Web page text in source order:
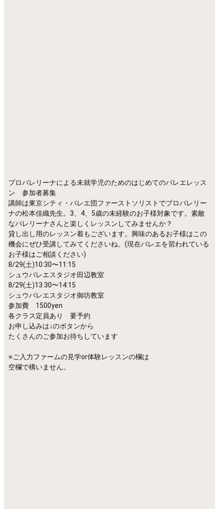
プロバレリーナによる未就学児のためのはじめてのバレエレッス
ン 参加者募集
講師は東京シティ・バレエ団ファーストソリストでプロバレリー
ナの松本佳織先生。3、4、5歳の未経験のお子様対象です。素敵
なバレリーナさんと楽しくレッスンしてみませんか？
貸し出し用のレッスン着もございます。興味のあるお子様はこの
機会にぜひ受講してみてくださいね。(現在バレエを習われている
お子様はご相談ください)
8/29(土)10:30〜11:15
シュウバレエスタジオ田辺教室
8/29(土)13:30〜14:15
シュウバレエスタジオ御坊教室
参加費 1500yen
各クラス定員あり 要予約
お申し込みは↓のボタンから
たくさんのご参加お待ちしています
※ご入力ファームの見学or体験レッスンの欄は
空欄で構いません。